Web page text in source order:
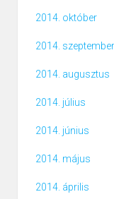
2014. október
2014. szeptember
2014. augusztus
2014. július
2014. június
2014. május
2014. április